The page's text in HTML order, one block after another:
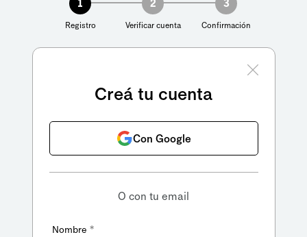
1
Registro
2
Verificar cuenta
3
Confirmación
Creá tu cuenta
Con Google
O con tu email
Nombre *